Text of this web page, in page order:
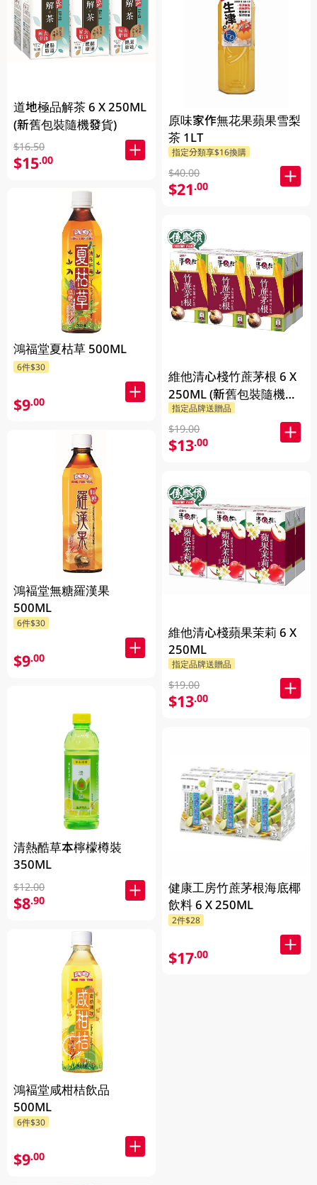
道地極品解茶 6 X 250ML
(新舊包裝隨機發貨)
$16.50
$15.00
鴻福堂夏枯草 500ML
6件$30
$9.00
鴻褔堂無糖羅漢果
500ML
6件$30
$9.00
清熱酷草本檸檬樽裝
350ML
$12.00
$8.90
鴻褔堂咸柑桔飲品
500ML
6件$30
$9.00
原味家作無花果蘋果雪梨
茶 1LT
指定分類享$16換購
$40.00
$21.00
維他清心棧竹蔗茅根 6 X
250ML (新舊包裝隨機發
貨)
指定品牌送贈品
$19.00
$13.00
維他清心棧蘋果茉莉 6 X
250ML
指定品牌送贈品
$19.00
$13.00
健康工房竹蔗茅根海底椰
飲料 6 X 250ML
2件$28
$17.00